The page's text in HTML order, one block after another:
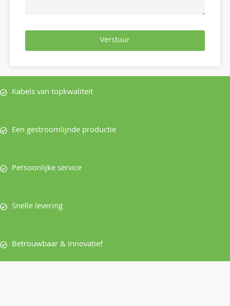
Verstuur
Kabels van topkwaliteit
Een gestroomlijnde productie
Persoonlijke service
Snelle levering
Betrouwbaar & Innovatief